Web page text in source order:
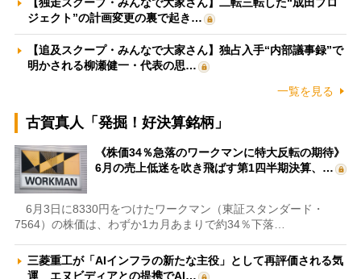
【独走スクープ・みんなで大家さん】二転三転した“成田プロ
ジェクト”の計画変更の裏で起き…
【追及スクープ・みんなで大家さん】独占入手“内部議事録”で
明かされる柳瀬健一・代表の思…
一覧を見る
古賀真人「発掘！好決算銘柄」
《株価34％急落のワークマンに特大反転の期待》
6月の売上低迷を吹き飛ばす第1四半期決算、…
6月3日に8330円をつけたワークマン（東証スタンダード・
7564）の株価は、わずか1カ月あまりで約34％下落…
三菱重工が「AIインフラの新たな主役」として再評価される気
運 エヌビディアとの提携でAI…